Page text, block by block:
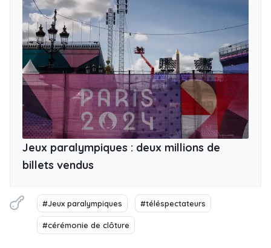
Jeux paralympiques : deux millions de
billets vendus
#Jeux paralympiques #téléspectateurs
#cérémonie de clôture